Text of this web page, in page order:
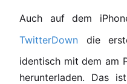
Auch auf dem
TwitterDown die
identisch mit dem am
herunterladen. Das